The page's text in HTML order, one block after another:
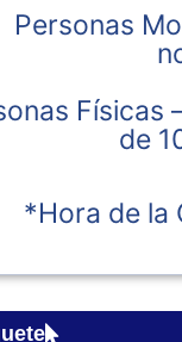
Personas
Físicas
de
*Hora de la